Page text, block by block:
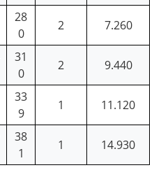
28
0
2 7.260
31
0
2 9.440
33
9
1 11.120
38
1
1
14.930